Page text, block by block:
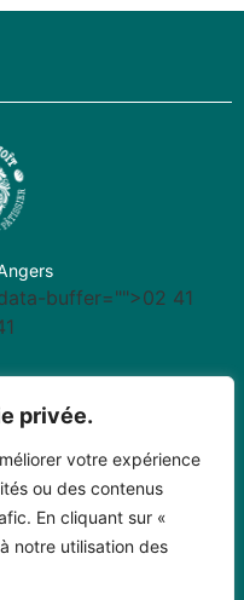
privée.
votre expérience
ou des contenus
En cliquant sur «
notre utilisation des
buffer="">02 41
CRÉDITS